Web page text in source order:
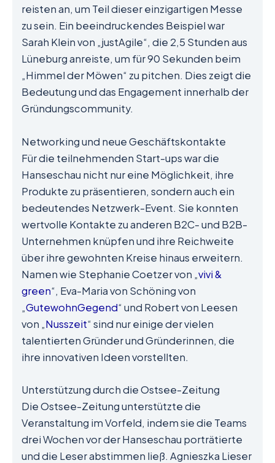
reisten an, um Teil dieser einzigartigen Messe
zu sein. Ein beeindruckendes Beispiel war
Sarah Klein von „justAgile“, die 2,5 Stunden aus
Lüneburg anreiste, um für 90 Sekunden beim
„Himmel der Möwen“ zu pitchen. Dies zeigt die
Bedeutung und das Engagement innerhalb der
Gründungscommunity.
Networking und neue Geschäftskontakte
Für die teilnehmenden Start-ups war die
Hanseschau nicht nur eine Möglichkeit, ihre
Produkte zu präsentieren, sondern auch ein
bedeutendes Netzwerk-Event. Sie konnten
wertvolle Kontakte zu anderen B2C- und B2B-
Unternehmen knüpfen und ihre Reichweite
über ihre gewohnten Kreise hinaus erweitern.
Namen wie Stephanie Coetzer von „vivi &
green“, Eva-Maria von Schöning von
„GutewohnGegend“ und Robert von Leesen
von „Nusszeit“ sind nur einige der vielen
talentierten Gründer und Gründerinnen, die
ihre innovativen Ideen vorstellten.
Unterstützung durch die Ostsee-Zeitung
Die Ostsee-Zeitung unterstützte die
Veranstaltung im Vorfeld, indem sie die Teams
drei Wochen vor der Hanseschau porträtierte
und die Leser abstimmen ließ. Agnieszka Lieser